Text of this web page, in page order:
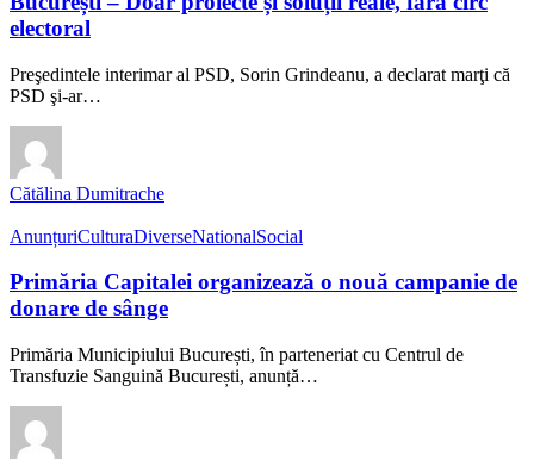
electoral
Preşedintele interimar al PSD, Sorin Grindeanu, a declarat marţi că
PSD şi-ar…
Cătălina Dumitrache
AnunțuriCulturaDiverseNationalSocial
Primăria Capitalei organizează o nouă campanie de
donare de sânge
Primăria Municipiului București, în parteneriat cu Centrul de
Transfuzie Sanguină București, anunță…